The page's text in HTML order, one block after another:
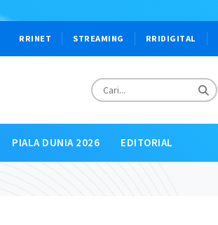
RRINET STREAMING RRIDIGITAL
PIALA DUNIA 2026 EDITORIAL